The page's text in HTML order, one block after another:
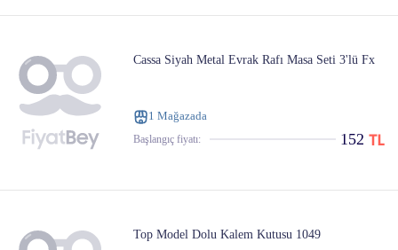
Cassa Siyah Metal Evrak Rafı Masa Seti 3'lü Fx
1 Mağazada
Başlangıç ​​fiyatı: 152
Top Model Dolu Kalem Kutusu 1049